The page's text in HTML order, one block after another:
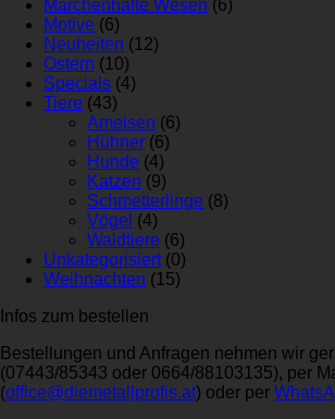
Märchenhafte Wesen (6)
Motive (6)
Neuheiten (12)
Ostern (10)
Specials (4)
Tiere (43)
Ameisen (6)
Hühner (6)
Hunde (4)
Katzen (9)
Schmetterlinge (8)
Vögel (4)
Waldtiere (6)
Unkategorisiert (0)
Weihnachten (15)
Infos zum bestellen
Bestellungen und Anfragen nehmen wir
(07443/85343 oder 0664/88103135), per
(office@diemetallprofis.at) oder per